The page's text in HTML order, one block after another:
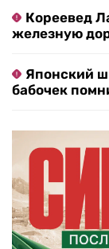
Кореевед
железную
Японский
бабочек